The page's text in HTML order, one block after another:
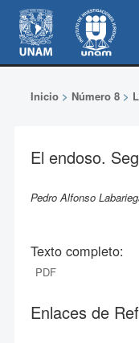
Inicio> Número 8>
El endoso.
Pedro Alfonso
Texto completo:
PDF
Enlaces de